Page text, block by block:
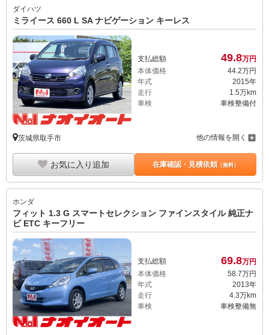
ダイハツ
ミライース 660 L SA ナビゲーション キーレス
支払総額 49.8万円
本体価格
44.2万円
年式
2015年
走行
1.5万km
車検
車検整備付
茨城県取手市 他の情報を開く
お気に入り追加 在庫確認・見積依頼（無料）
ホンダ
フィット 1.3 G スマートセレクション ファインスタイル 純正ナ
ビ ETC キーフリー
支払総額 69.8万円
本体価格
58. 7万円
年式
2013年
走行
4.3万km
車検
車検整備無